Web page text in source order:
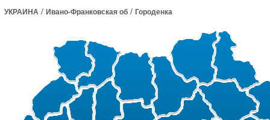
УКРАИНА / Ивано-Франковская об / Городенка